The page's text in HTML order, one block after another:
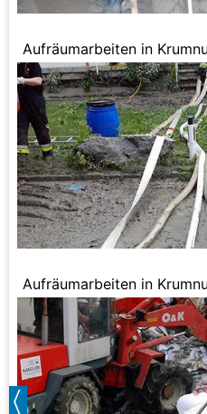
Aufräumarbeiten in
Aufräumarbeiten in